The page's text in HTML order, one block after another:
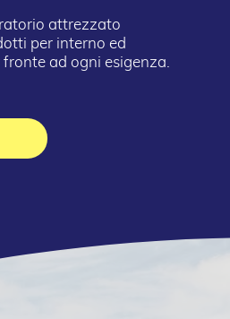
attrezzato
per interno ed
ad ogni esigenza.